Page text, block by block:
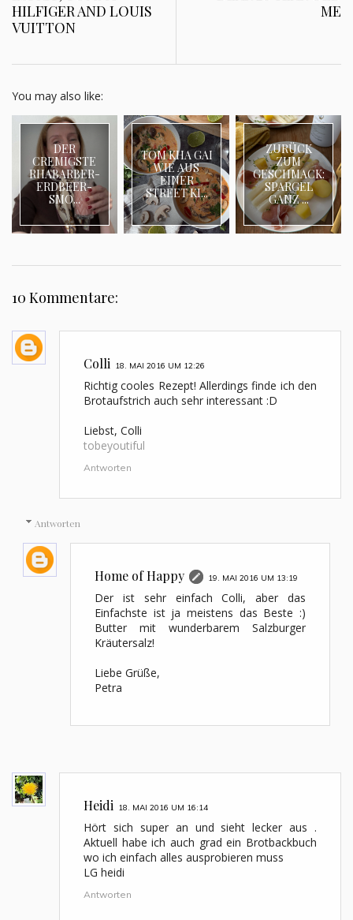
HILFIGER AND LOUIS
VUITTON
ME
You may also like:
DER
CREMIGSTE
RHABARBER-
ERDBEER-
SMO...
TOM KHA GAI
WIE AUS
EINER
STREET KI...
ZURÜCK
ZUM
GESCHMACK:
SPARGEL
GANZ ...
10 Kommentare:
Colli 18. MAI 2016 UM 12:26
Richtig cooles Rezept! Allerdings finde ich den
Brotaufstrich auch sehr interessant :D
Liebst, Colli
tobeyoutiful
Antworten
Antworten
Home of Happy 19. MAI 2016 UM 13:19
Der ist sehr einfach Colli, aber das
Einfachste ist ja meistens das Beste :)
Butter mit wunderbarem Salzburger
Kräutersalz!
Liebe Grüße,
Petra
Heidi 18. MAI 2016 UM 16:14
Hört sich super an und sieht lecker aus .
Aktuell habe ich auch grad ein Brotbackbuch
wo ich einfach alles ausprobieren muss
LG heidi
Antworten